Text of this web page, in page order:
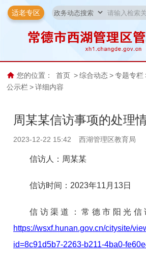
适老专区
您的位置： 首页 > 综合动态 > 专题专栏
公示栏 > 详细内容
周某某信访事项的处理
2023-12-22 15:42 西湖管理区教育局
信访人：周某某
信访时间：2023年11月13日
信访渠道：常德市阳光信
https://wsxf.hunan.gov.cn/citysite/
id=8c91d5b7-2263-b211-4ba0-